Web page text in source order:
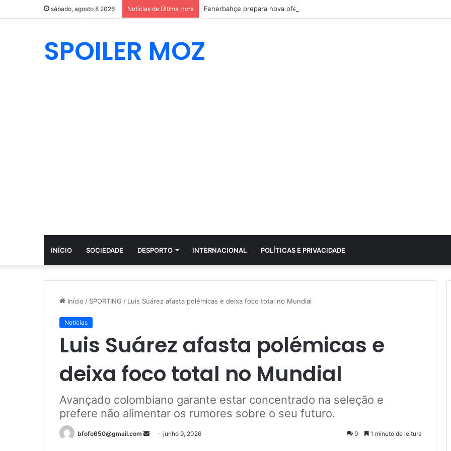
sábado, agosto 8 2026 Notícias de Última Hora Fenerbahçe prepara nova oferta por Pavlidis e Benfica mantém posição firme
SPOILER MOZ
INÍCIO SOCIEDADE DESPORTO INTERNACIONAL POLÍTICAS E PRIVACIDADE
Início / SPORTING / Luis Suárez afasta polémicas e deixa foco total no Mundial
Notícias
Luis Suárez afasta polémicas e
deixa foco total no Mundial
Avançado colombiano garante estar concentrado na seleção e
prefere não alimentar os rumores sobre o seu futuro.
bfofo650@gmail.com
Mandejunho 9, 2026 0 1 minuto de leitura